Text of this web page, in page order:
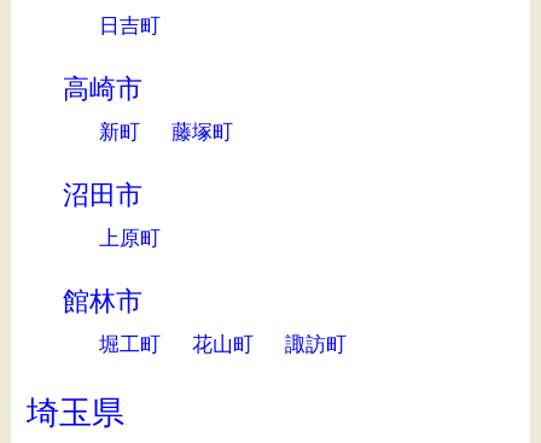
日吉町
高崎市
新町 藤塚町
沼田市
上原町
館林市
堀工町 花山町 諏訪町
埼玉県